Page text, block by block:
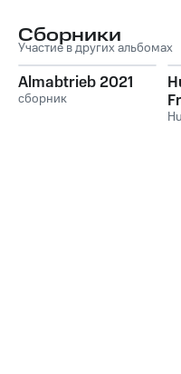
Сборники
Участие в других альбомах
Almabtrieb 2021
сборник